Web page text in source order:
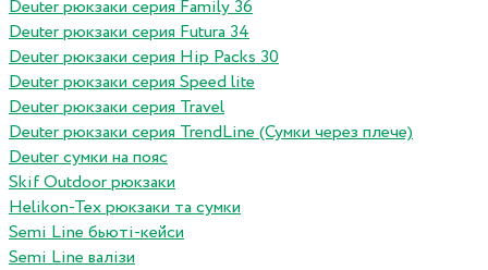
Deuter рюкзаки серия Family 36
Deuter рюкзаки серия Futura 34
Deuter рюкзаки серия Hip Packs 30
Deuter рюкзаки серия Speed lite
Deuter рюкзаки серия Travel
Deuter рюкзаки серия TrendLine (Сумки через плече)
Deuter сумки на пояс
Skif Outdoor рюкзаки
Helikon-Tex рюкзаки та сумки
Semi Line бьюті-кейси
Semi Line валізи